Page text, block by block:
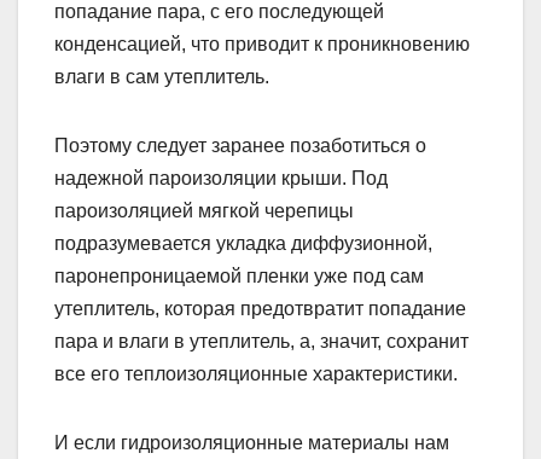
попадание пара, с его последующей
конденсацией, что приводит к проникновению
влаги в сам утеплитель.
Поэтому следует заранее позаботиться о
надежной пароизоляции крыши. Под
пароизоляцией мягкой черепицы
подразумевается укладка диффузионной,
паронепроницаемой пленки уже под сам
утеплитель, которая предотвратит попадание
пара и влаги в утеплитель, а, значит, сохранит
все его теплоизоляционные характеристики.
И если гидроизоляционные материалы нам